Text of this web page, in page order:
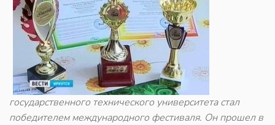
государственного технического университета стал
победителем международного фестиваля. Он прошел в